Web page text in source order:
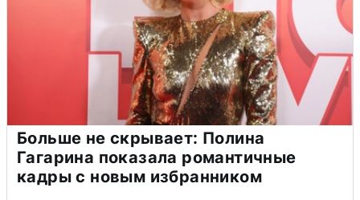
Больше не скрывает: Полина
Гагарина показала романтичные
кадры с новым избранником